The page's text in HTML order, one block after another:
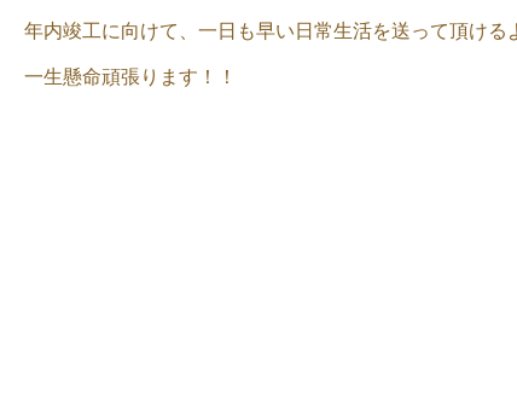
年内竣工に向けて、一日も早い日常生活を送って頂ける
一生懸命頑張ります！！